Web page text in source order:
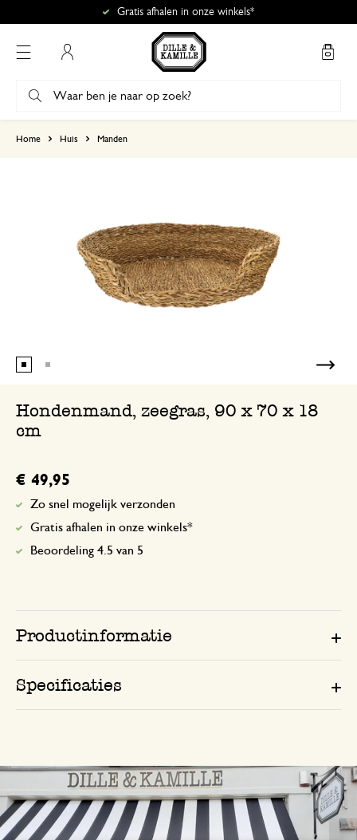
Gratis afhalen in onze winkels*
Home Huis Manden
Hondenmand, zeegras, 90 x 70 x 18
cm
€ 49,95
Zo snel mogelijk verzonden
Gratis afhalen in onze winkels*
Beoordeling 4.5 van 5
Productinformatie
Specificaties